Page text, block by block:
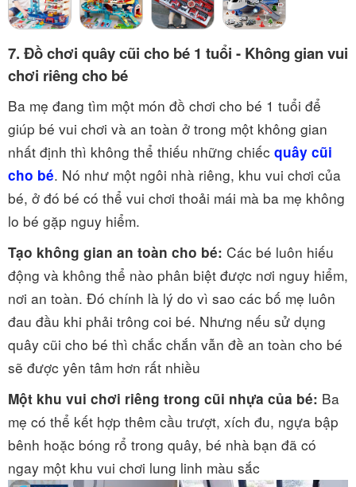
7. Đồ chơi quây cũi cho bé 1 tuổi - Không gian vui
chơi riêng cho bé
Ba mẹ đang tìm một món đồ chơi cho bé 1 tuổi để
giúp bé vui chơi và an toàn ở trong một không gian
nhất định thì không thể thiếu những chiếc quây cũi
cho bé. Nó như một ngôi nhà riêng, khu vui chơi của
bé, ở đó bé có thể vui chơi thoải mái mà ba mẹ không
lo bé gặp nguy hiểm.
Tạo không gian an toàn cho bé: Các bé luôn hiếu
động và không thể nào phân biệt được nơi nguy hiểm,
nơi an toàn. Đó chính là lý do vì sao các bố mẹ luôn
đau đầu khi phải trông coi bé. Nhưng nếu sử dụng
quây cũi cho bé thì chắc chắn vẫn đề an toàn cho bé
sẽ được yên tâm hơn rất nhiều
Một khu vui chơi riêng trong cũi nhựa của bé: Ba
mẹ có thể kết hợp thêm cầu trượt, xích đu, ngựa bập
bênh hoặc bóng rổ trong quây, bé nhà bạn đã có
ngay một khu vui chơi lung linh màu sắc